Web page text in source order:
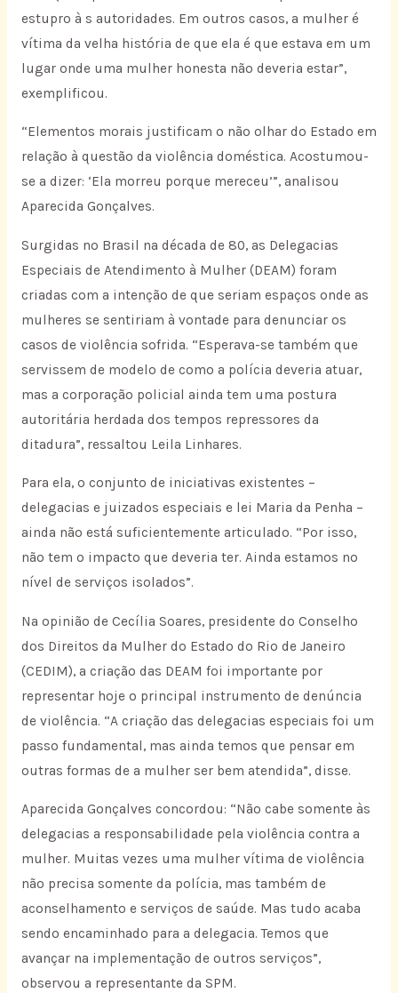
estupro à s autoridades. Em outros casos, a mulher é
vítima da velha história de que ela é que estava em um
lugar onde uma mulher honesta não deveria estar”,
exemplificou.
“Elementos morais justificam o não olhar do Estado em
relação à questão da violência doméstica. Acostumou-
se a dizer: ‘Ela morreu porque mereceu’”, analisou
Aparecida Gonçalves.
Surgidas no Brasil na década de 80, as Delegacias
Especiais de Atendimento à Mulher (DEAM) foram
criadas com a intenção de que seriam espaços onde as
mulheres se sentiriam à vontade para denunciar os
casos de violência sofrida. “Esperava-se também que
servissem de modelo de como a polícia deveria atuar,
mas a corporação policial ainda tem uma postura
autoritária herdada dos tempos repressores da
ditadura”, ressaltou Leila Linhares.
Para ela, o conjunto de iniciativas existentes –
delegacias e juizados especiais e lei Maria da Penha –
ainda não está suficientemente articulado. “Por isso,
não tem o impacto que deveria ter. Ainda estamos no
nível de serviços isolados”.
Na opinião de Cecília Soares, presidente do Conselho
dos Direitos da Mulher do Estado do Rio de Janeiro
(CEDIM), a criação das DEAM foi importante por
representar hoje o principal instrumento de denúncia
de violência. “A criação das delegacias especiais foi um
passo fundamental, mas ainda temos que pensar em
outras formas de a mulher ser bem atendida”, disse.
Aparecida Gonçalves concordou: “Não cabe somente às
delegacias a responsabilidade pela violência contra a
mulher. Muitas vezes uma mulher vítima de violência
não precisa somente da polícia, mas também de
aconselhamento e serviços de saúde. Mas tudo acaba
sendo encaminhado para a delegacia. Temos que
avançar na implementação de outros serviços”,
observou a representante da SPM.